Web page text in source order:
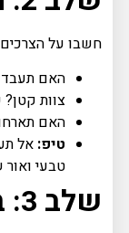
חשבו על
האם
צוות
האם
טיפ: אל
טבעי
שלב 3: בידוד, מיזוג וחשמל